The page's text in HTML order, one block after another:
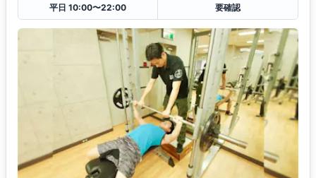
平日 10:00〜22:00
要確認